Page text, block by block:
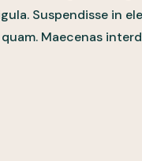
Suspendisse in
Maecenas